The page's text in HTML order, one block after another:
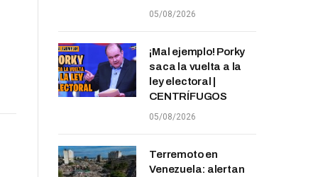
05/08/2026
¡Mal ejemplo! Porky
saca la vuelta a la
ley electoral |
CENTRÍFUGOS
05/08/2026
Terremoto en
Venezuela: alertan